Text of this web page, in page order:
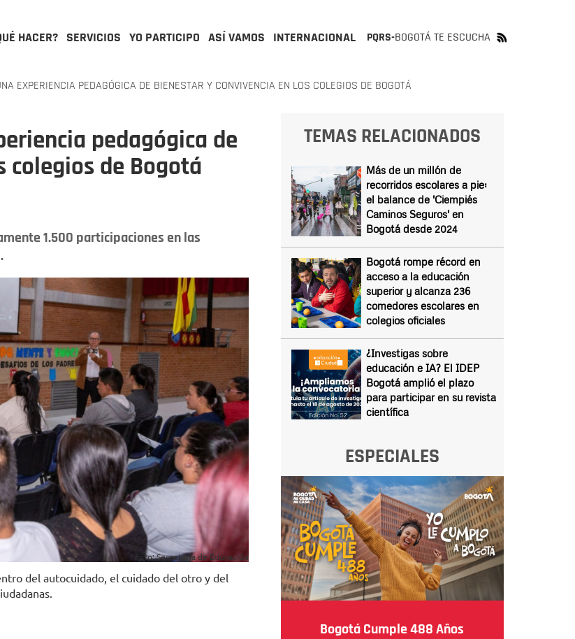
HACER? SERVICIOS YO PARTICIPO ASÍ VAMOS INTERNACIONAL PQRS-BOGOTÁ TE ESCUCHA
EXPERIENCIA PEDAGÓGICA DE BIENESTAR Y CONVIVENCIA EN LOS COLEGIOS DE BOGOTÁ
pedagógica de
colegios de Bogotá
1.500 participaciones en las
Foto: Secretaría de Educación
del autocuidado, el cuidado del otro y del
TEMAS RELACIONADOS
Más de un millón de
recorridos escolares a pie:
el balance de 'Ciempiés
Caminos Seguros' en
Bogotá desde 2024
Bogotá rompe récord en
acceso a la educación
superior y alcanza 236
comedores escolares en
colegios oficiales
¿Investigas sobre
educación e IA? El IDEP
Bogotá amplió el plazo
para participar en su revista
científica
ESPECIALES
Bogotá Cumple 488 Años